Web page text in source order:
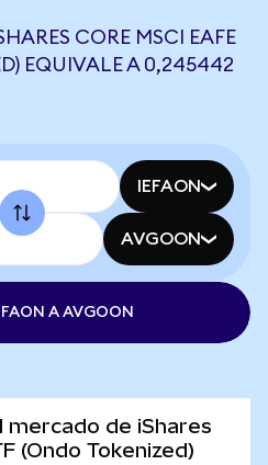
CORE MSCI EAFE
EQUIVALE A 0,245442
IEFAON
AVGOON
A AVGOON
mercado de iShares
(Ondo Tokenized)